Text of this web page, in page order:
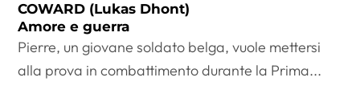
COWARD (Lukas Dhont)
Amore e guerra
Pierre, un giovane soldato belga, vuole mettersi
alla prova in combattimento durante la Prima...